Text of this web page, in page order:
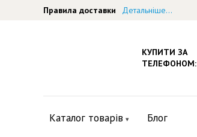
Правила доставки Детальніше...
КУПИТИ ЗА
ТЕЛЕФОНОМ:
Каталог товарів Блог